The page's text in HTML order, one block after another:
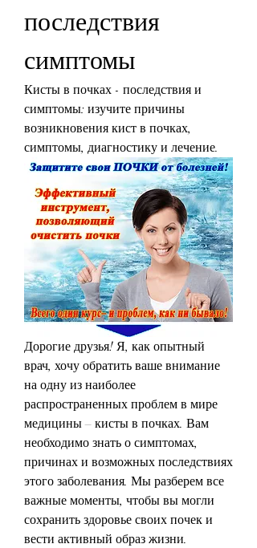
последствия
симптомы
Кисты в почках - последствия и
симптомы: изучите причины
возникновения кист в почках,
симптомы, диагностику и лечение.
Дорогие друзья! Я, как опытный
врач, хочу обратить ваше внимание
на одну из наиболее
распространенных проблем в мире
медицины – кисты в почках. Вам
необходимо знать о симптомах,
причинах и возможных последствиях
этого заболевания. Мы разберем все
важные моменты, чтобы вы могли
сохранить здоровье своих почек и
вести активный образ жизни.